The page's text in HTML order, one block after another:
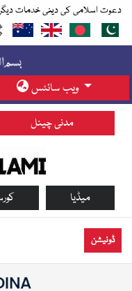
دعوت اسلامی کی دینی خدمات
ویب سائٹس
مدنی چینل
میڈیا
ڈونیشن